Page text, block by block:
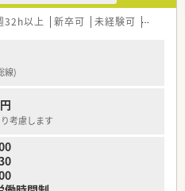
万円と幅広く、前職の給与やこれ
慮して納得の待遇を提示します。
、個人の実績や習熟度に応じたス
、個人のノルマはございませんが、
ム一丸となって取り組む社風で
】
お一人おひとりの健康相談にじっく
32h以上 新卒可 未経験可 ブラン
線)
考慮します